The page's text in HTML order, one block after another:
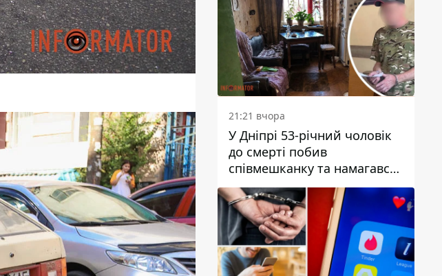
21:21 вчора
У Дніпрі 53-річний чоловік
до смерті побив
співмешканку та намагався
приховати злочин: деталі